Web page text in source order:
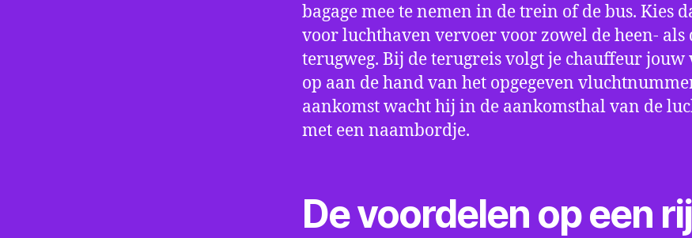
bagage mee te nemen in de trein of de bus. Kies
voor luchthaven vervoer voor zowel de heen- als
terugweg. Bij de terugreis volgt je chauffeur jouw
op aan de hand van het opgegeven
aankomst wacht hij in de aankomsthal van de
met een naambordje.
De voordelen op een